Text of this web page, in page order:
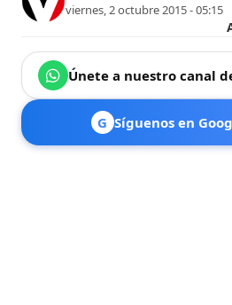
viernes, 2 octubre 2015 - 05:15
Únete a nuestro canal
G Síguenos en